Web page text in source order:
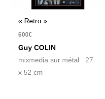
« Retro »
600€
Guy COLIN
mixmedia sur métal 27
x 52 cm